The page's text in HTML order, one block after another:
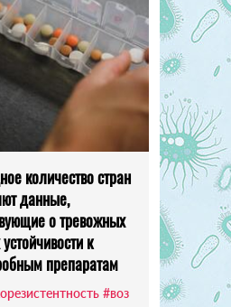
количество стран
данные,
о тревожных
к
препаратам
#воз